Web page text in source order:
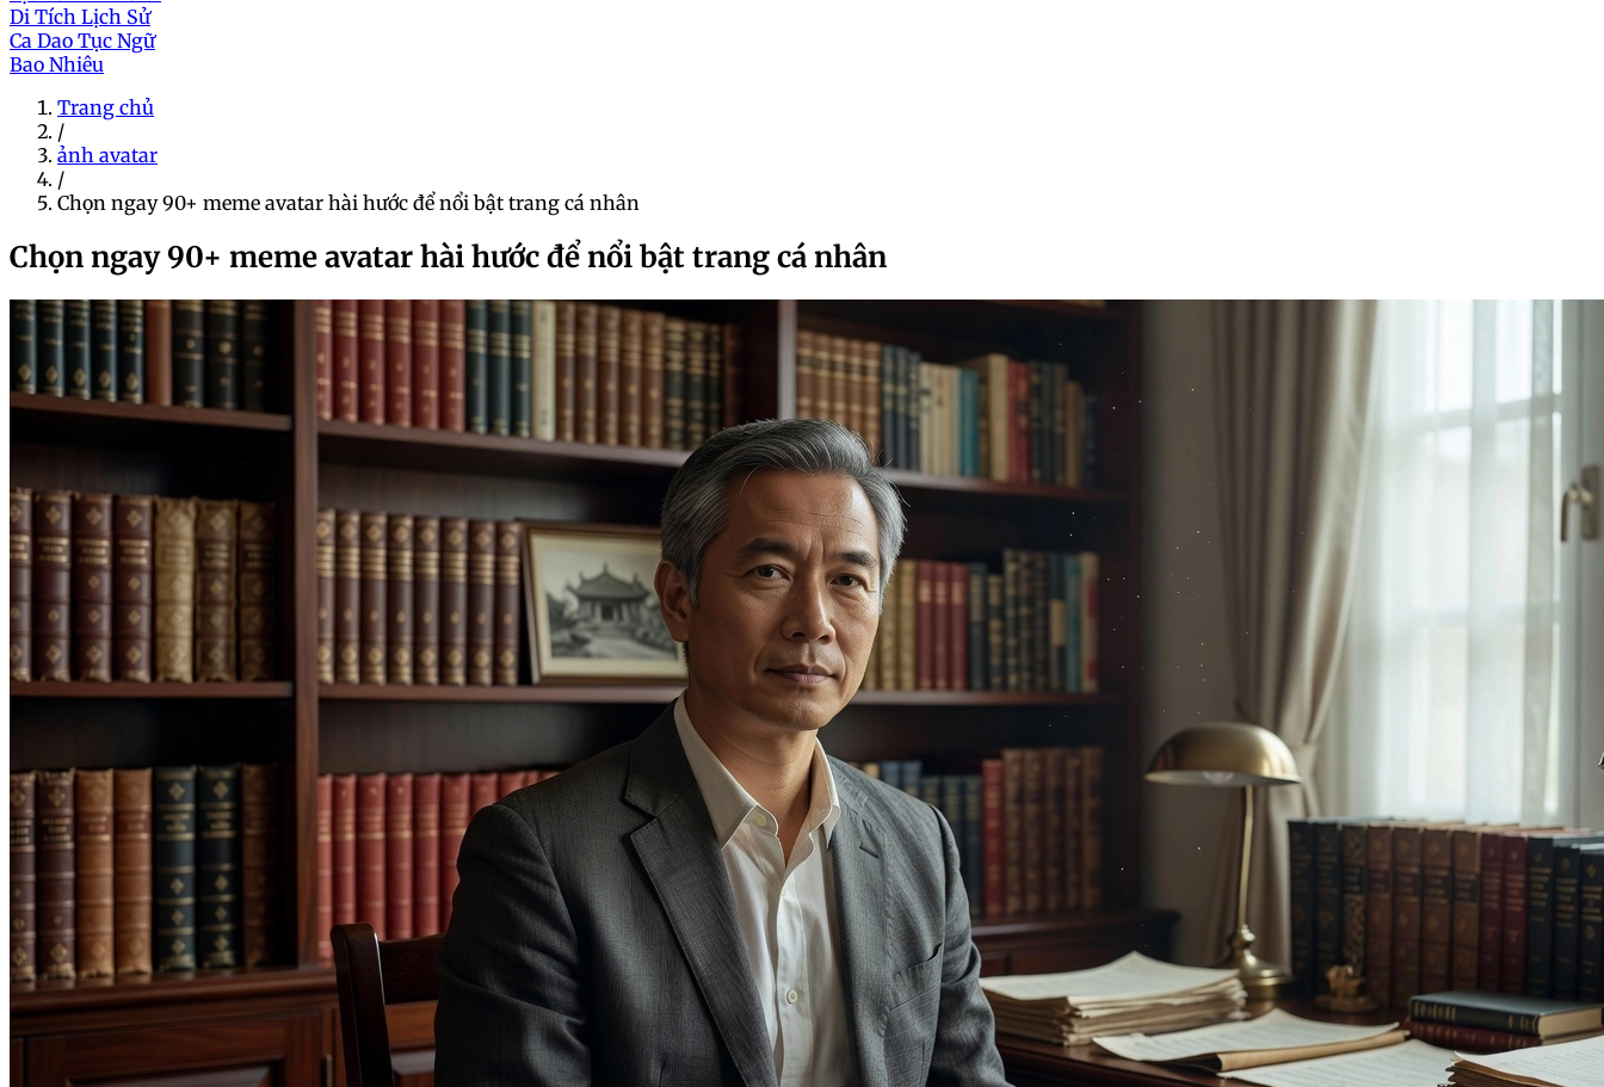
Di Tích Lịch Sử
Ca Dao Tục Ngữ
Bao Nhiêu
Trang chủ
/
ảnh avatar
/
Chọn ngay 90+ meme avatar hài hước để nổi bật trang cá nhân
Chọn ngay 90+ meme avatar hài hước để nổi bật trang cá nhân